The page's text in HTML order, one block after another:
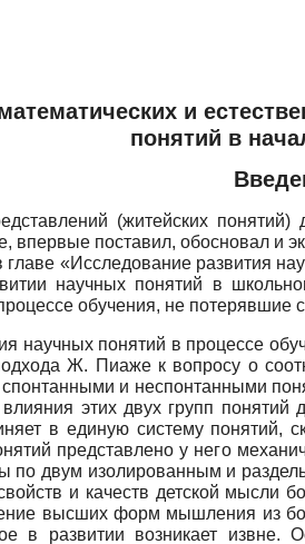
и
понятий в
(житейских
впервые поставил, обосновал и
«Исследование развития
научных понятий в
обучения, не потерявшие
научных понятий в процессе
Ж. Пиаже к вопросу о
и неспонтанными
этих двух групп
в единую систему
представлено у него
двум изолированным и
и качеств детской
высших форм мышления из
развитии возникает извне.